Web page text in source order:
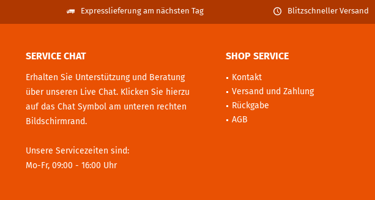
Expresslieferung am nächsten Tag Blitzschneller Versand
SERVICE CHAT
Erhalten Sie Unterstützung und Beratung
über unseren Live Chat. Klicken Sie hierzu
auf das Chat Symbol am unteren rechten
Bildschirmrand.
Unsere Servicezeiten sind:
Mo-Fr, 09:00 - 16:00 Uhr
SHOP SERVICE
Kontakt
Versand und Zahlung
Rückgabe
AGB